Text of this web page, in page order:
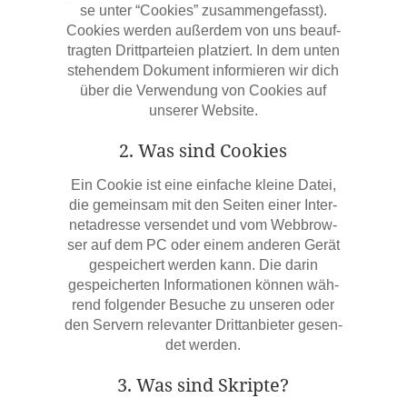
se unter “Coo­kies” zusam­men­ge­fasst).
Coo­kies wer­den außer­dem von uns beauf­
trag­ten Dritt­par­tei­en plat­ziert. In dem unten
ste­hen­dem Doku­ment infor­mie­ren wir dich
über die Ver­wen­dung von Coo­kies auf
unse­rer Website.
2. Was sind Cookies
Ein Coo­kie ist eine ein­fa­che klei­ne Datei,
die gemein­sam mit den Sei­ten einer Inter­
net­adres­se ver­sen­det und vom Web­brow­
ser auf dem PC oder einem ande­ren Gerät
gespei­chert wer­den kann. Die dar­in
gespei­cher­ten Infor­ma­tio­nen kön­nen wäh­
rend fol­gen­der Besu­che zu unse­ren oder
den Ser­vern rele­van­ter Dritt­an­bie­ter gesen­
det werden.
3. Was sind Skripte?